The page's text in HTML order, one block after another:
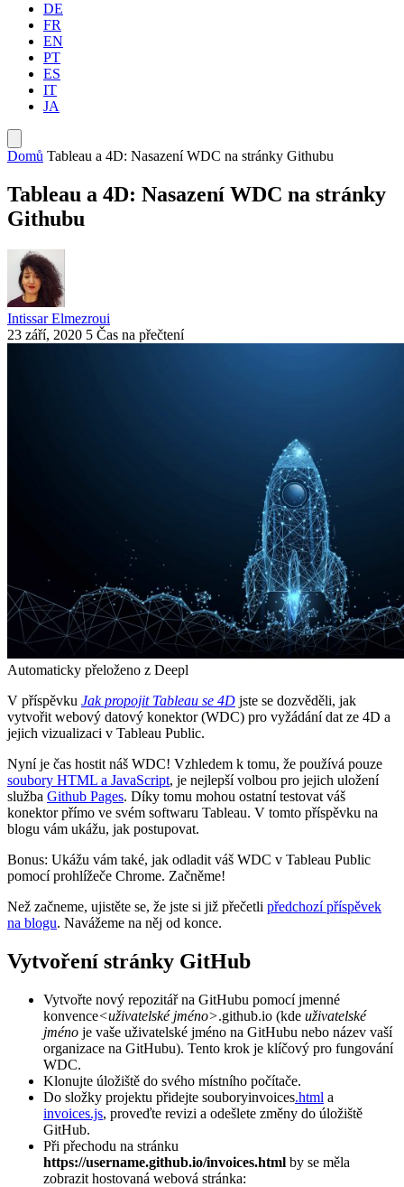
DE
FR
EN
PT
ES
IT
JA
Domů Tableau a 4D: Nasazení WDC na stránky Githubu
Tableau a 4D: Nasazení WDC na stránky
Githubu
Intissar Elmezroui
23 září, 2020 5 Čas na přečtení
Automaticky přeloženo z Deepl
V příspěvku Jak propojit Tableau se 4D jste se dozvěděli, jak
vytvořit webový datový konektor (WDC) pro vyžádání dat ze 4D a
jejich vizualizaci v Tableau Public.
Nyní je čas hostit náš WDC! Vzhledem k tomu, že používá pouze
soubory HTML a JavaScript, je nejlepší volbou pro jejich uložení
služba Github Pages. Díky tomu mohou ostatní testovat váš
konektor přímo ve svém softwaru Tableau. V tomto příspěvku na
blogu vám ukážu, jak postupovat.
Bonus: Ukážu vám také, jak odladit váš WDC v Tableau Public
pomocí prohlížeče Chrome. Začněme!
Než začneme, ujistěte se, že jste si již přečetli předchozí příspěvek
na blogu. Navážeme na něj od konce.
Vytvoření stránky GitHub
Vytvořte nový repozitář na GitHubu pomocí jmenné
konvence<uživatelské jméno>.github.io (kde uživatelské
jméno je vaše uživatelské jméno na GitHubu nebo název vaší
organizace na GitHubu). Tento krok je klíčový pro fungování
WDC.
Klonujte úložiště do svého místního počítače.
Do složky projektu přidejte souboryinvoices.html a
invoices.js, proveďte revizi a odešlete změny do úložiště
GitHub.
Při přechodu na stránku
https://username.github.io/invoices.html by se měla
zobrazit hostovaná webová stránka: